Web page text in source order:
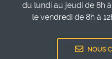
du lundi au jeudi de 8h
le vendredi de 8h à
NOUS